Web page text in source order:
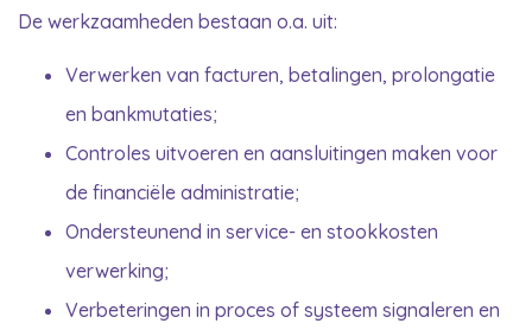
De werkzaamheden bestaan o.a. uit:
Verwerken van facturen, betalingen, prolongatie
en bankmutaties;
Controles uitvoeren en aansluitingen maken voor
de financiële administratie;
Ondersteunend in service- en stookkosten
verwerking;
Verbeteringen in proces of systeem signaleren en